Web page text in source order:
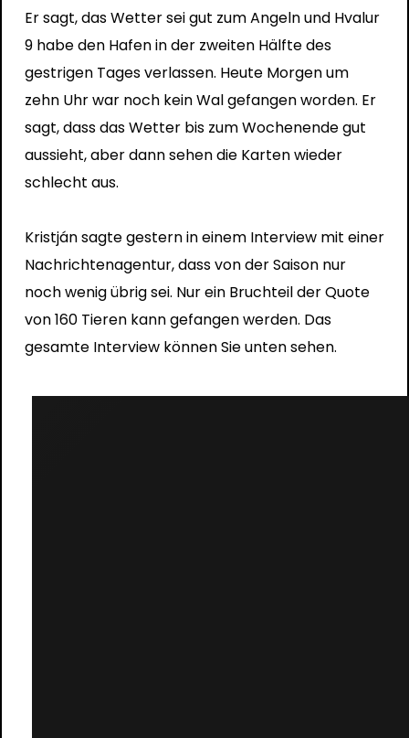
Er sagt, das Wetter sei gut zum Angeln und Hvalur
9 habe den Hafen in der zweiten Hälfte des
gestrigen Tages verlassen. Heute Morgen um
zehn Uhr war noch kein Wal gefangen worden. Er
sagt, dass das Wetter bis zum Wochenende gut
aussieht, aber dann sehen die Karten wieder
schlecht aus.
Kristján sagte gestern in einem Interview mit einer
Nachrichtenagentur, dass von der Saison nur
noch wenig übrig sei. Nur ein Bruchteil der Quote
von 160 Tieren kann gefangen werden. Das
gesamte Interview können Sie unten sehen.